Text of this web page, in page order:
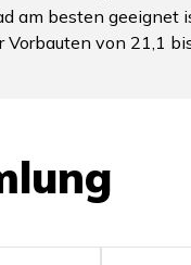
am besten geeignet
von 21,1